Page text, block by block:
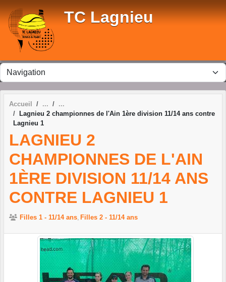
TC Lagnieu
Accueil
Lagnieu 2 championnes de l'Ain 1ère division 11/14 ans contre
Lagnieu 1
LAGNIEU 2
CHAMPIONNES DE L'AIN
1ÈRE DIVISION 11/14 ANS
CONTRE LAGNIEU 1
Filles 1 - 11/14 ans Filles 2 - 11/14 ans